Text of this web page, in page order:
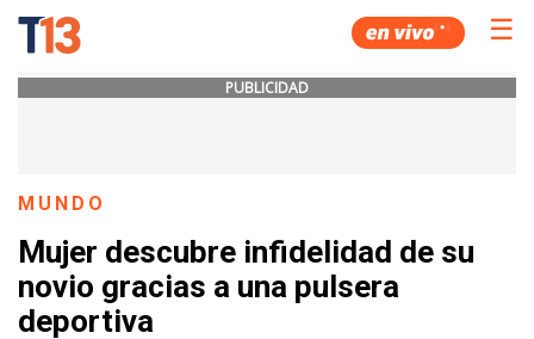
☰
PUBLICIDAD
MUNDO
Mujer descubre infidelidad de su
novio gracias a una pulsera
deportiva